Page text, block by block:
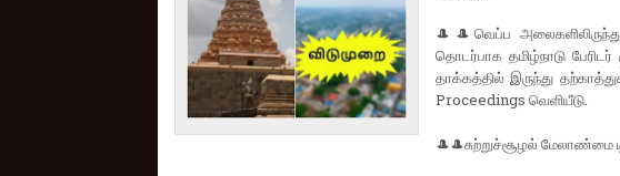
🎩🎩வெப்ப
தொடர்பாக தமிழ்நாடு
தாக்கத்தில் இருந்து
Proceedings வெளியீடு.
🎩🎩சுற்றுச்சூழல்